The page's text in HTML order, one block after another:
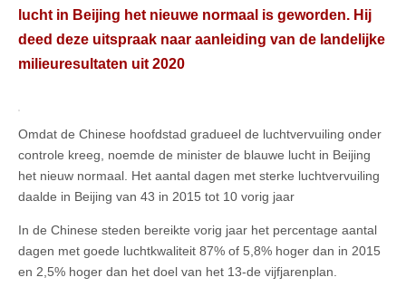
lucht in Beijing het nieuwe normaal is geworden. Hij
deed deze uitspraak naar aanleiding van de landelijke
milieuresultaten uit 2020
Omdat de Chinese hoofdstad gradueel de luchtvervuiling onder
controle kreeg, noemde de minister de blauwe lucht in Beijing
het nieuw normaal. Het aantal dagen met sterke luchtvervuiling
daalde in Beijing van 43 in 2015 tot 10 vorig jaar
In de Chinese steden bereikte vorig jaar het percentage aantal
dagen met goede luchtkwaliteit 87% of 5,8% hoger dan in 2015
en 2,5% hoger dan het doel van het 13-de vijfjarenplan.